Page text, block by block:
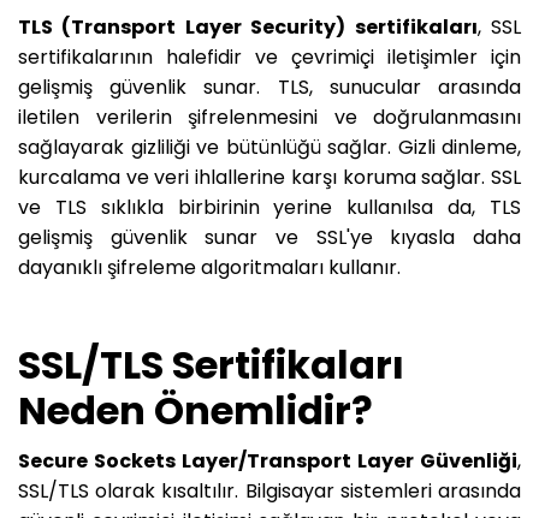
TLS (Transport Layer Security) sertifikaları, SSL
sertifikalarının halefidir ve çevrimiçi iletişimler için
gelişmiş güvenlik sunar. TLS, sunucular arasında
iletilen verilerin şifrelenmesini ve doğrulanmasını
sağlayarak gizliliği ve bütünlüğü sağlar. Gizli dinleme,
kurcalama ve veri ihlallerine karşı koruma sağlar. SSL
ve TLS sıklıkla birbirinin yerine kullanılsa da, TLS
gelişmiş güvenlik sunar ve SSL'ye kıyasla daha
dayanıklı şifreleme algoritmaları kullanır.
SSL/TLS Sertifikaları
Neden Önemlidir?
Secure Sockets Layer/Transport Layer Güvenliği,
SSL/TLS olarak kısaltılır. Bilgisayar sistemleri arasında